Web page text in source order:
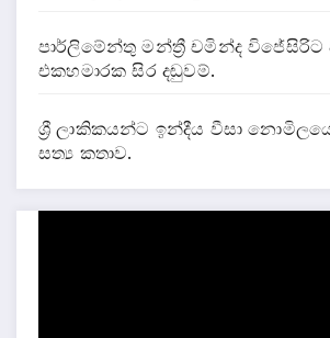
පාර්ලිමේන්තු මන්ත්‍රී චමින්ද විජේසිරිට
එකහමාරක සිර දඬුවම්.
ශ්‍රී ලාකිකයන්ට ඉන්දීය වීසා
සත්‍ය කතාව.